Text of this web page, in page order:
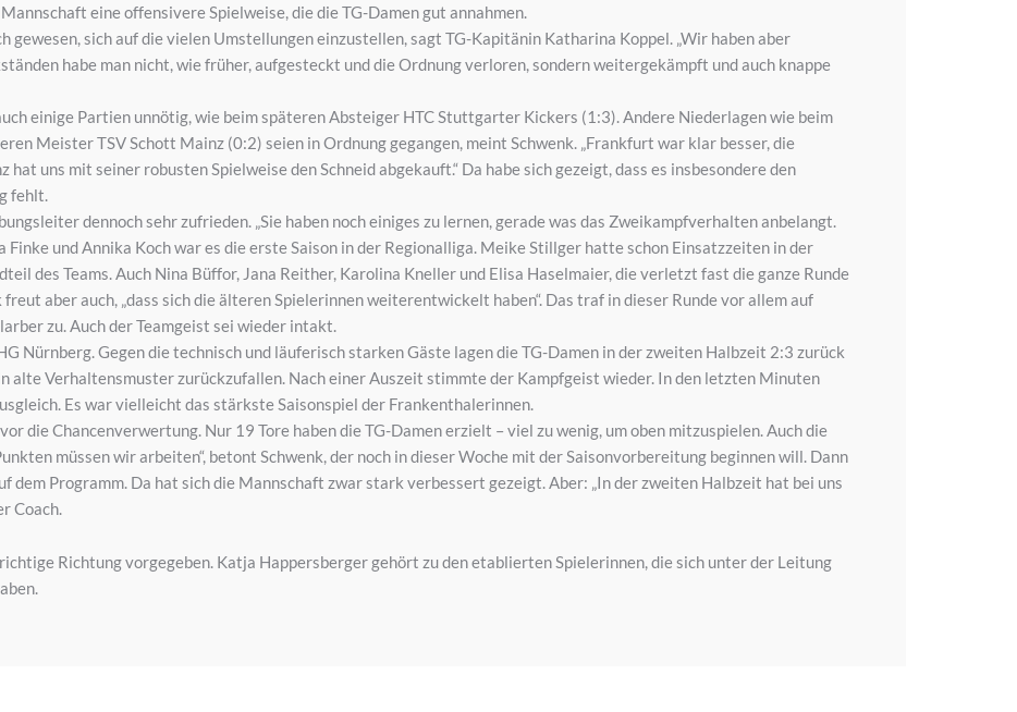
eine offensivere Spielweise, die die TG-Damen gut annahmen.
gewesen, sich auf die vielen Umstellungen einzustellen, sagt TG-Kapitänin Katharina Koppel. „Wir haben aber
habe man nicht, wie früher, aufgesteckt und die Ordnung verloren, sondern weitergekämpft und auch knappe
einige Partien unnötig, wie beim späteren Absteiger HTC Stuttgarter Kickers (1:3). Andere Niederlagen wie beim
Meister TSV Schott Mainz (0:2) seien in Ordnung gegangen, meint Schwenk. „Frankfurt war klar besser, die
uns mit seiner robusten Spielweise den Schneid abgekauft.“ Da habe sich gezeigt, dass es insbesondere den
fehlt.
dennoch sehr zufrieden. „Sie haben noch einiges zu lernen, gerade was das Zweikampfverhalten anbelangt.
Finke und Annika Koch war es die erste Saison in der Regionalliga. Meike Stillger hatte schon Einsatzzeiten in der
des Teams. Auch Nina Büffor, Jana Reither, Karolina Kneller und Elisa Haselmaier, die verletzt fast die ganze Runde
aber auch, „dass sich die älteren Spielerinnen weiterentwickelt haben“. Das traf in dieser Runde vor allem auf
zu. Auch der Teamgeist sei wieder intakt.
Nürnberg. Gegen die technisch und läuferisch starken Gäste lagen die TG-Damen in der zweiten Halbzeit 2:3 zurück
alte Verhaltensmuster zurückzufallen. Nach einer Auszeit stimmte der Kampfgeist wieder. In den letzten Minuten
Es war vielleicht das stärkste Saisonspiel der Frankenthalerinnen.
die Chancenverwertung. Nur 19 Tore haben die TG-Damen erzielt – viel zu wenig, um oben mitzuspielen. Auch die
müssen wir arbeiten“, betont Schwenk, der noch in dieser Woche mit der Saisonvorbereitung beginnen will. Dann
dem Programm. Da hat sich die Mannschaft zwar stark verbessert gezeigt. Aber: „In der zweiten Halbzeit hat bei uns
Coach.
Richtung vorgegeben. Katja Happersberger gehört zu den etablierten Spielerinnen, die sich unter der Leitung